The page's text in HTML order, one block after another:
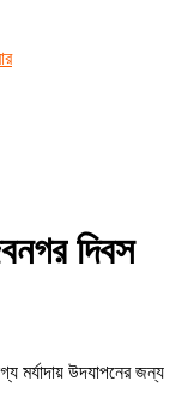
দিবস
মর্যাদায় উদযাপনের জন্য